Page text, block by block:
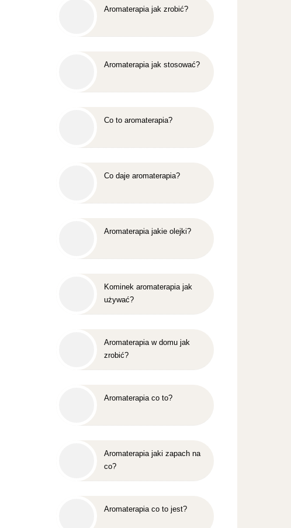
Aromaterapia jak zrobić?
Aromaterapia jak stosować?
Co to aromaterapia?
Co daje aromaterapia?
Aromaterapia jakie olejki?
Kominek aromaterapia jak
używać?
Aromaterapia w domu jak
zrobić?
Aromaterapia co to?
Aromaterapia jaki zapach na
co?
Aromaterapia co to jest?